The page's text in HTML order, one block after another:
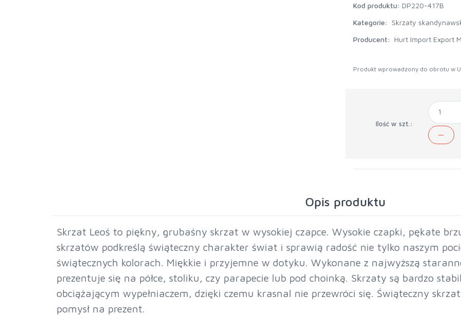
Kod produktu: DP220-417B
Kategorie:
Skrzaty
Producent:
Hurt Import Export
Produkt wprowadzony do obrotu w
Ilość w szt.:
Opis produktu
Skrzat Leoś to piękny, grubaśny skrzat w wysokiej czapce. Wysokie czapki, pękate
skrzatów podkreślą świąteczny charakter świat i sprawią radość nie tylko naszym
świątecznych kolorach. Miękkie i przyjemne w dotyku. Wykonane z najwyższą
prezentuje się na półce, stoliku, czy parapecie lub pod choinką. Skrzaty są bardzo
obciążającym wypełniaczem, dzięki czemu krasnal nie przewróci się. Świąteczny
pomysł na prezent.